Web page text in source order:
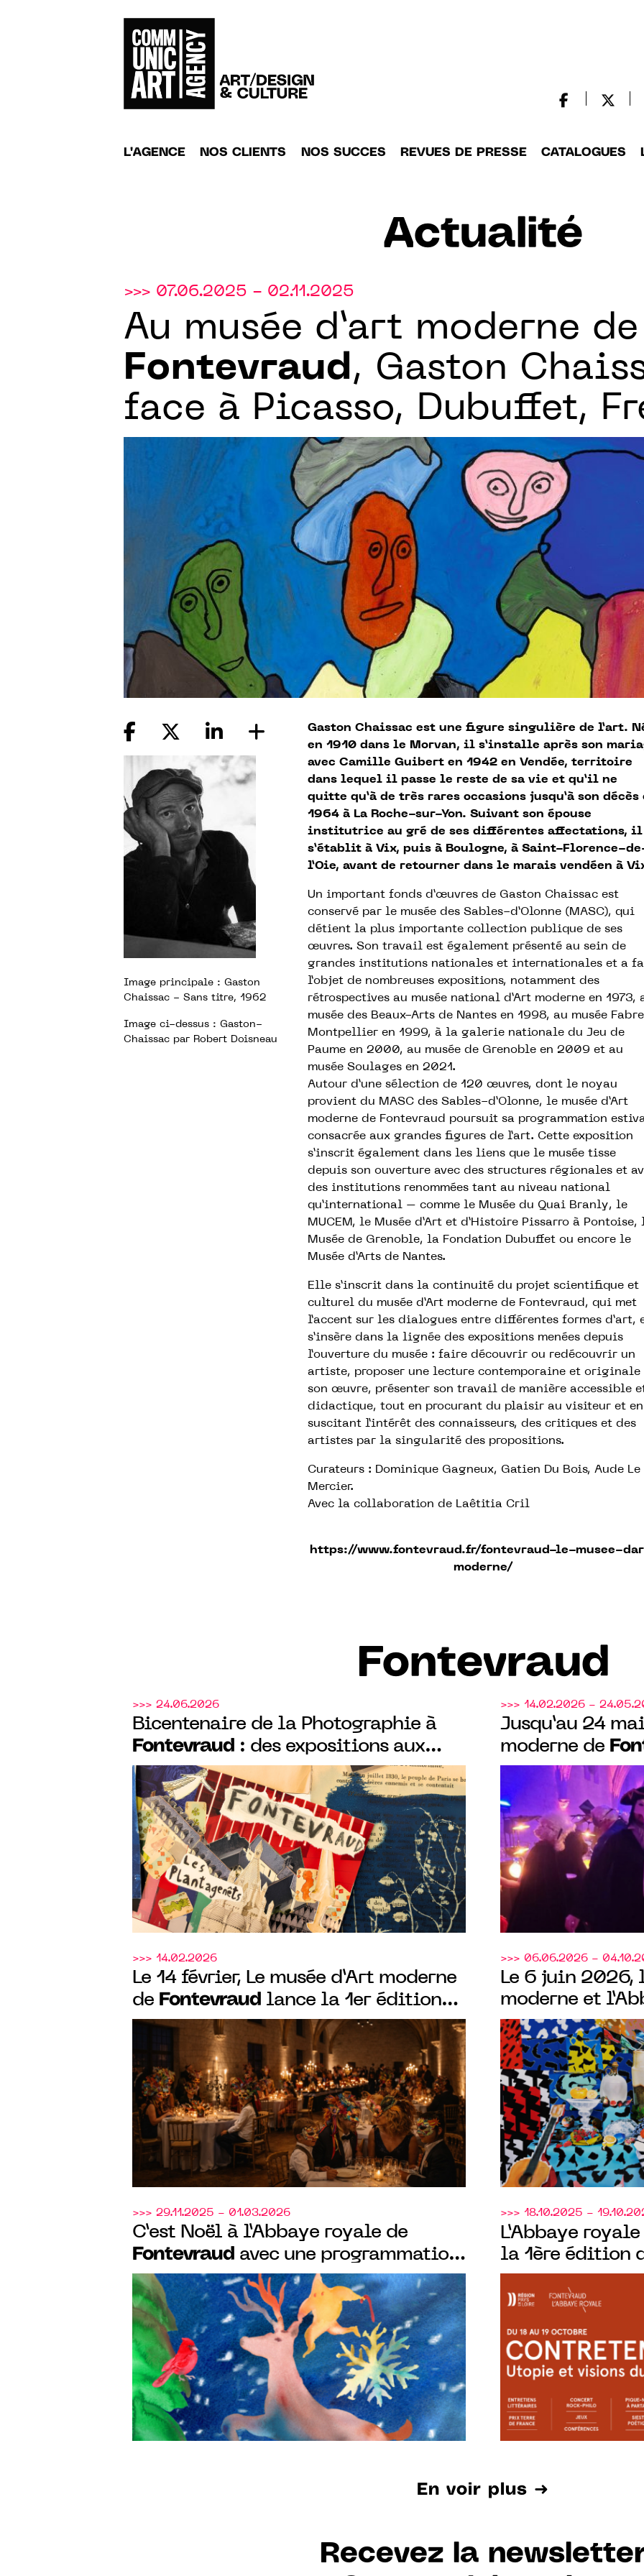
L'AGENCE NOS CLIENTS NOS SUCCES REVUES DE PRESSE CATALOGUES
Actualité
>>> 07.06.2025 - 02.11.2025
Au musée d’art moderne de
Fontevraud, Gaston
face à Picasso, Dubuffet,
Image principale : Gaston
Chaissac - Sans titre, 1962
Image ci-dessus : Gaston-
Chaissac par Robert Doisneau
Gaston Chaissac est une figure singulière de l’art.
en 1910 dans le Morvan, il s’installe après son
avec Camille Guibert en 1942 en Vendée, territoire
dans lequel il passe le reste de sa vie et qu’il ne
quitte qu’à de très rares occasions jusqu’à son décès
1964 à La Roche-sur-Yon. Suivant son épouse
institutrice au gré de ses différentes affectations, il
s’établit à Vix, puis à Boulogne, à Saint-Florence-
l’Oie, avant de retourner dans le marais vendéen à
Un important fonds d’œuvres de Gaston Chaissac est
conservé par le musée des Sables-d’Olonne (MASC), qui
détient la plus importante collection publique de ses
œuvres. Son travail est également présenté au sein de
grandes institutions nationales et internationales et a
l’objet de nombreuses expositions, notamment des
rétrospectives au musée national d’Art moderne en 1973,
musée des Beaux-Arts de Nantes en 1998, au musée
Montpellier en 1999, à la galerie nationale du Jeu de
Paume en 2000, au musée de Grenoble en 2009 et au
musée Soulages en 2021.
Autour d’une sélection de 120 œuvres, dont le noyau
provient du MASC des Sables-d’Olonne, le musée d’Art
moderne de Fontevraud poursuit sa programmation
consacrée aux grandes figures de l’art. Cette exposition
s’inscrit également dans les liens que le musée tisse
depuis son ouverture avec des structures régionales et
des institutions renommées tant au niveau national
qu’international – comme le Musée du Quai Branly, le
MUCEM, le Musée d’Art et d’Histoire Pissarro à Pontoise,
Musée de Grenoble, la Fondation Dubuffet ou encore le
Musée d’Arts de Nantes.
Elle s’inscrit dans la continuité du projet scientifique et
culturel du musée d’Art moderne de Fontevraud, qui met
l’accent sur les dialogues entre différentes formes d’art,
s’insère dans la lignée des expositions menées depuis
l’ouverture du musée : faire découvrir ou redécouvrir un
artiste, proposer une lecture contemporaine et originale
son œuvre, présenter son travail de manière accessible
didactique, tout en procurant du plaisir au visiteur et en
suscitant l’intérêt des connaisseurs, des critiques et des
artistes par la singularité des propositions.
Curateurs : Dominique Gagneux, Gatien Du Bois, Aude Le
Mercier.
Avec la collaboration de Laêtitia Cril
https://www.fontevraud.fr/fontevraud-le-musee-
moderne/
Fontevraud
>>> 24.06.2026
Bicentenaire de la Photographie à
Fontevraud : des expositions aux
journées famille, en passant par les
parcours nocturnes,Fontevraudvit
cet été sous le thème de la
photographie et de l’image
>>> 14.02.2026 -
Jusqu’au 24
moderne de
exposition au
temps de
>>> 14.02.2026
Le 14 février, Le musée d’Art moderne
de Fontevraud lance la 1er édition
du "Carnaval deFontevraud!"
>>> 06.06.2026 -
Le 6 juin 2026,
moderne et
Fontevraud
noire, toile
face à la
>>> 29.11.2025 - 01.03.2026
C’est Noël à l’Abbaye royale de
Fontevraud avec une programmation
pour tous les publics : concerts,
parcours d’art, crèche, journée
famille…
>>> 18.10.2025 -
L’Abbaye royale
la 1ère édition
rencontres qui
présent.
En voir plus ➜
Recevez la